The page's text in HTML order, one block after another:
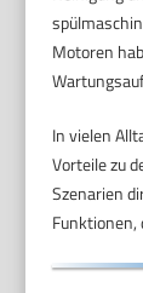
Motoren
In vielen
Vorteile zu
Szenarien
Funktionen,